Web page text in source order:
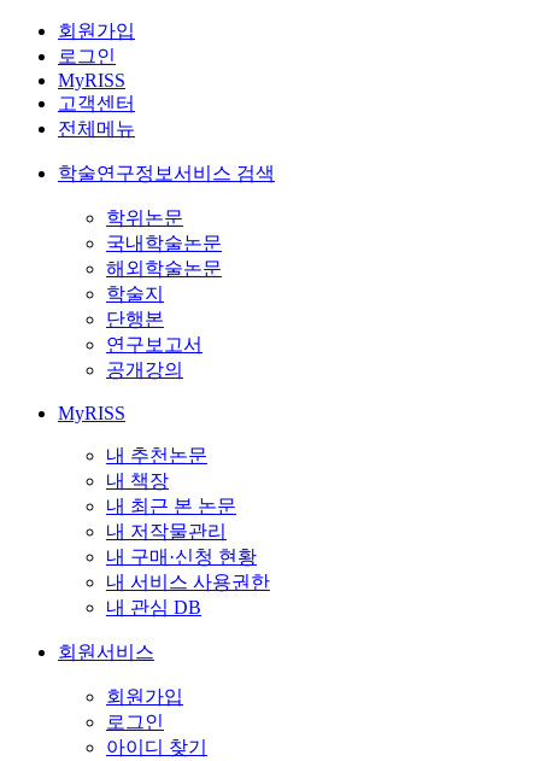
회원가입
로그인
MyRISS
고객센터
전체메뉴
학술연구정보서비스 검색
학위논문
국내학술논문
해외학술논문
학술지
단행본
연구보고서
공개강의
MyRISS
내 추천논문
내 책장
내 최근 본 논문
내 저작물관리
내 구매·신청 현황
내 서비스 사용권한
내 관심 DB
회원서비스
회원가입
로그인
아이디 찾기